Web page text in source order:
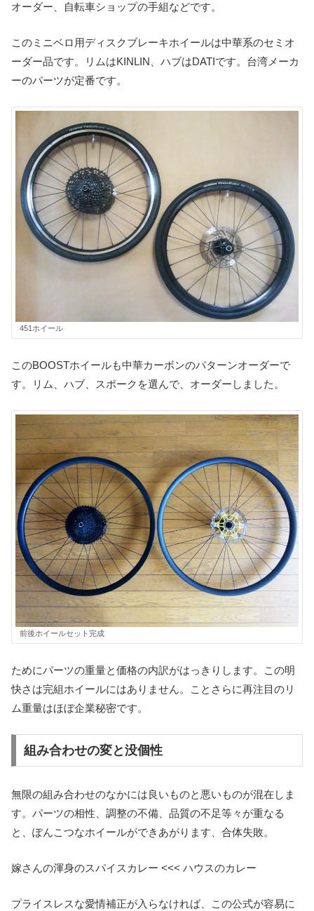
オーダー、自転車ショップの手組などです。
このミニベロ用ディスクブレーキホイールは中華系のセミオ
ーダー品です。リムはKINLIN、ハブはDATIです。台湾メーカ
ーのパーツが定番です。
451ホイール
このBOOSTホイールも中華カーボンのパターンオーダーで
す。リム、ハブ、スポークを選んで、オーダーしました。
前後ホイールセット完成
ためにパーツの重量と価格の内訳がはっきりします。この明
快さは完組ホイールにはありません。ことさらに再注目のリ
ム重量はほぼ企業秘密です。
組み合わせの変と没個性
無限の組み合わせのなかには良いものと悪いものが混在しま
す。パーツの相性、調整の不備、品質の不足等々が重なる
と、ぽんこつなホイールができあがります、合体失敗。
嫁さんの渾身のスパイスカレー <<< ハウスのカレー
プライスレスな愛情補正が入らなければ、この公式が容易に